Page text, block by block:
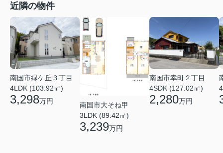
近隣の物件
南国市緑ケ丘３丁目
4LDK (103.92㎡)
3,298万円
南国市大そね甲
3LDK (89.42㎡)
3,239万円
南国市幸町２丁目
4SDK (127.02㎡)
2,280万円